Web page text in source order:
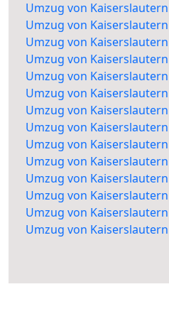
Umzug von
Umzug von
Umzug von
Umzug von
Umzug von
Umzug von
Umzug von
Umzug von
Umzug von
Umzug von
Umzug von
Umzug von
Umzug von
Umzug von